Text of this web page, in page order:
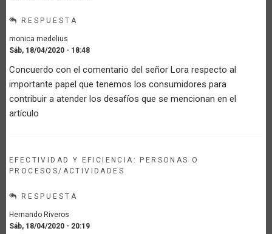
RESPUESTA
monica medelius
Sáb, 18/04/2020 - 18:48
Concuerdo con el comentario del señor Lora respecto al
importante papel que tenemos los consumidores para
contribuir a atender los desafíos que se mencionan en el
artículo
EFECTIVIDAD Y EFICIENCIA: PERSONAS O
PROCESOS/ACTIVIDADES
RESPUESTA
Hernando Riveros
Sáb, 18/04/2020 - 20:19